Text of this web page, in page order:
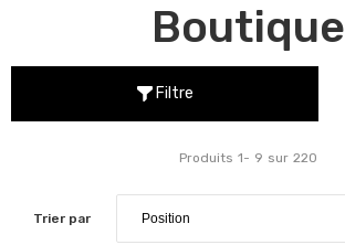
Boutique
Filtre
Trier par
Produits 1- 9 sur 220